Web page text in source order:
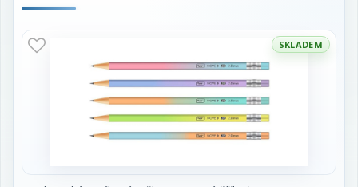
SKLADEM